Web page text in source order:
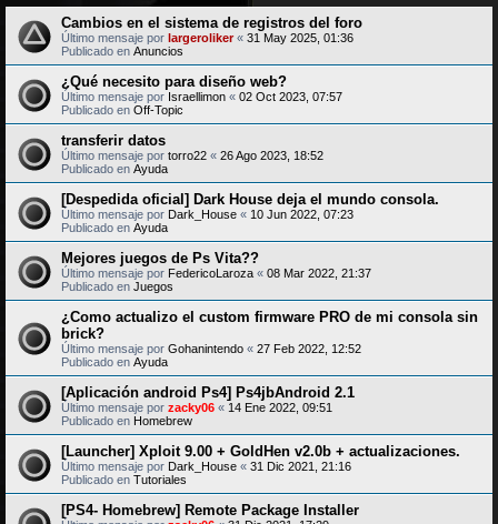
Cambios en el sistema de registros del foro
Último mensaje por largeroliker« 31 May 2025, 01:36
Publicado en Anuncios
¿Qué necesito para diseño web?
Último mensaje por Israellimon « 02 Oct 2023, 07:57
Publicado en Off-Topic
transferir datos
Último mensaje por torro22 « 26 Ago 2023, 18:52
Publicado en Ayuda
[Despedida oficial] Dark House deja el mundo consola.
Último mensaje por Dark_House « 10 Jun 2022, 07:23
Publicado en Ayuda
Mejores juegos de Ps Vita??
Último mensaje por FedericoLaroza « 08 Mar 2022, 21:37
Publicado en Juegos
¿Como actualizo el custom firmware PRO de mi consola sin
brick?
Último mensaje por Gohanintendo « 27 Feb 2022, 12:52
Publicado en Ayuda
[Aplicación android Ps4] Ps4jbAndroid 2.1
Último mensaje por zacky06 « 14 Ene 2022, 09:51
Publicado en Homebrew
[Launcher] Xploit 9.00 + GoldHen v2.0b + actualizaciones.
Último mensaje por Dark_House « 31 Dic 2021, 21:16
Publicado en Tutoriales
[PS4- Homebrew] Remote Package Installer